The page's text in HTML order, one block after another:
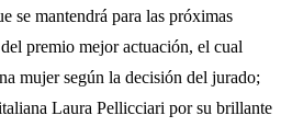
se mantendrá para las próximas
premio mejor actuación, el cual
mujer según la decisión del jurado;
Laura Pellicciari por su brillante